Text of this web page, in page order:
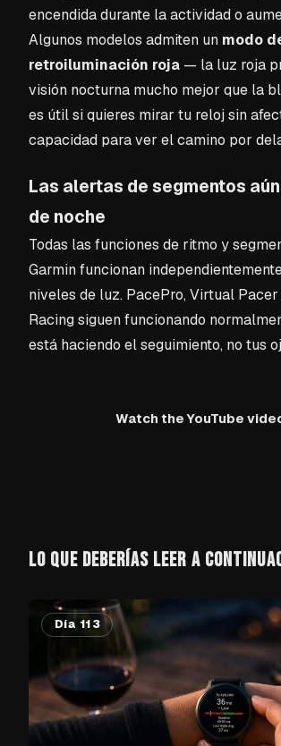
encendida durante la actividad o
Algunos modelos admiten un modo
retroiluminación roja — la luz roja
visión nocturna mucho mejor que la
es útil si quieres mirar tu reloj sin
capacidad para ver el camino por
Las alertas de segmentos
de noche
Todas las funciones de ritmo y
Garmin funcionan
niveles de luz. PacePro, Virtual
Racing siguen funcionando
está haciendo el seguimiento, no tus
Watch the YouTube
LO QUE DEBERÍAS LEER A
Día 113